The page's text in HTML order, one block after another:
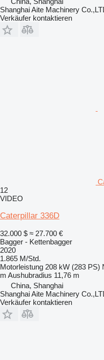
Shanghai Aite Machinery
Verkäufer kontaktieren
12
VIDEO
Caterpillar 336D
32.000 $ ≈ 27.700 €
Bagger - Kettenbagger
2020
1.865 M/Std.
Motorleistung 208 kW (283 PS)
m Aushubradius 11,76 m
China, Shanghai
Shanghai Aite Machinery
Verkäufer kontaktieren